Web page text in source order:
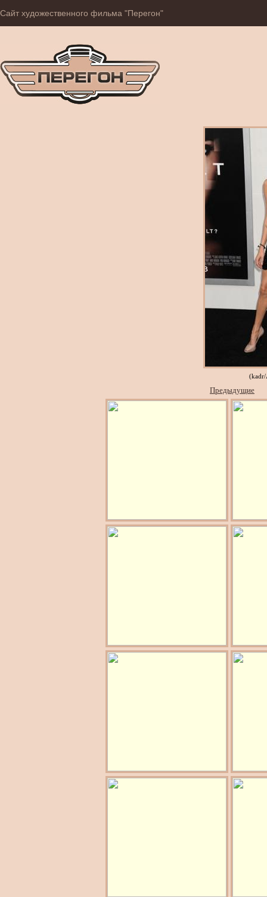
Сайт художественного фильма "Перегон"
Предыдущие